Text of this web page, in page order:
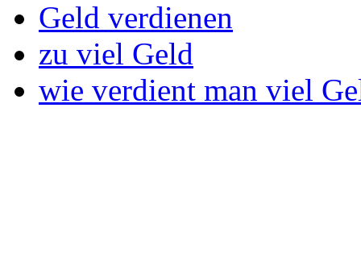
Geld verdienen
zu viel Geld
wie verdient man viel